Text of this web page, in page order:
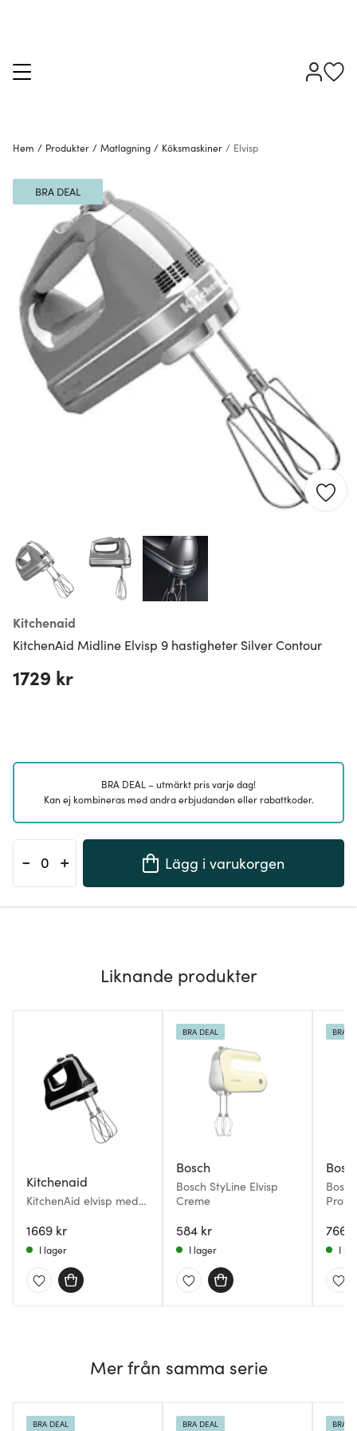
Hem / Produkter / Matlagning / Köksmaskiner / Elvisp
Kitchenaid
KitchenAid Midline Elvisp 9 hastigheter Silver Contour
BRA DEAL
1729 kr
BRA DEAL – utmärkt pris varje dag!
Kan ej kombineras med andra erbjudanden eller rabattkoder.
- + Lägg i varukorgen
Liknande produkter
Kitchenaid
KitchenAid elvisp med 5
svart
1669 kr
I lager
Bosch
Bosch StyLine Elvisp
Creme
584 kr
BRA DEAL
I lager
766
BRA
I
Mer från samma serie
BRA DEAL BRA DEAL BRA